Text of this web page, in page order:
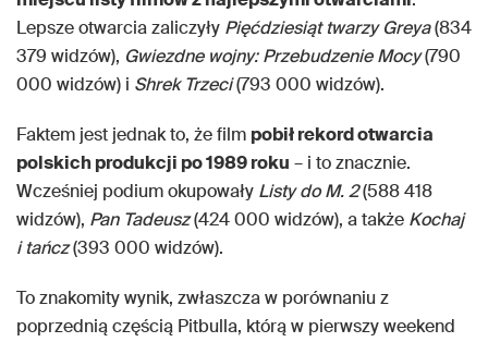
Lepsze otwarcia zaliczyły Pięćdziesiąt twarzy Greya(834
379 widzów), Gwiezdne wojny: Przebudzenie Mocy(790
000 widzów) i Shrek Trzeci(793 000 widzów).
Faktem jest jednak to, że film pobił rekord otwarcia
polskich produkcji po 1989 roku – i to znacznie.
Wcześniej podium okupowały Listy do M. 2(588 418
widzów), Pan Tadeusz(424 000 widzów), a także Kochaj
i tańcz(393 000 widzów).
To znakomity wynik, zwłaszcza w porównaniu z
poprzednią częścią Pitbulla, którą w pierwszy weekend